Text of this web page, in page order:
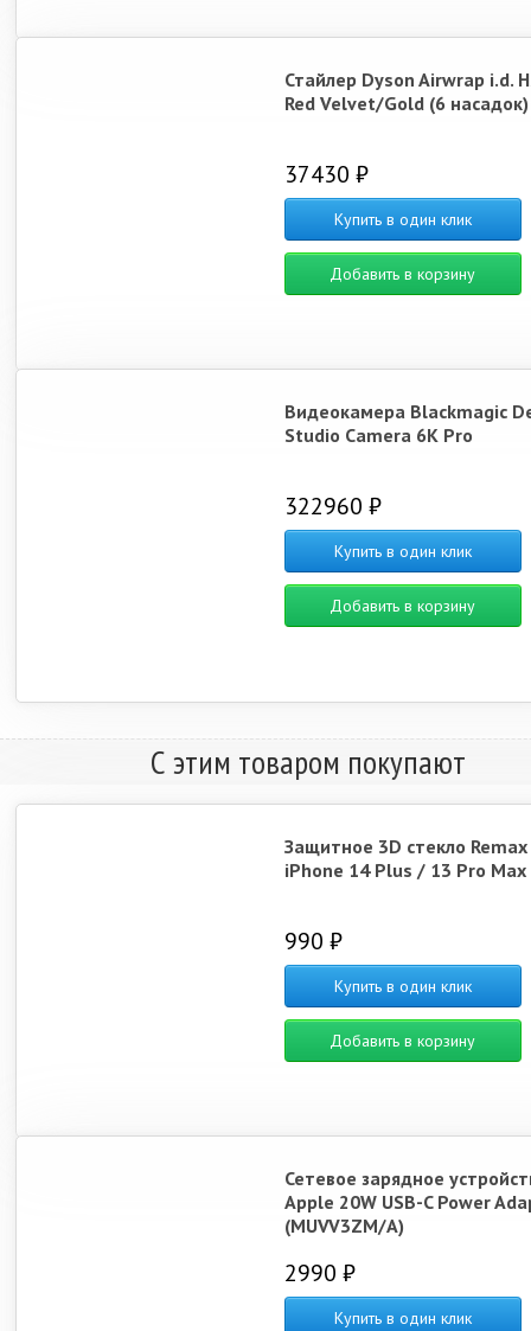
Стайлер Dyson Airwrap i.d.
Red Velvet/Gold (6 насадок)
37430 ₽
Купить в один клик
Добавить в корзину
Видеокамера Blackmagic
Studio Camera 6K Pro
322960 ₽
Купить в один клик
Добавить в корзину
С этим товаром покупают
Защитное 3D стекло Remax
iPhone 14 Plus / 13 Pro Max
990 ₽
Купить в один клик
Добавить в корзину
Сетевое зарядное
Apple 20W USB-C Power
(MUVV3ZM/A)
2990 ₽
Купить в один клик